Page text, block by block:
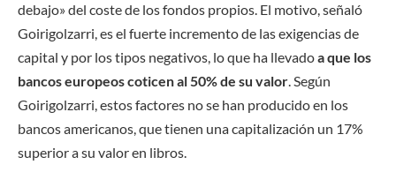
debajo» del coste de los fondos propios. El motivo, señaló
Goirigolzarri, es el fuerte incremento de las exigencias de
capital y por los tipos negativos, lo que ha llevadoa que los
bancos europeos coticen al 50% de su valor. Según
Goirigolzarri, estos factores no se han producido en los
bancos americanos, que tienen una capitalización un 17%
superior a su valor en libros.